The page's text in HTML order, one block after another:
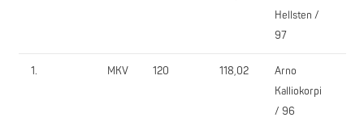
Hellsten /
97
1. MKV 120 118,02
Arno
Kalliokorpi
/ 96